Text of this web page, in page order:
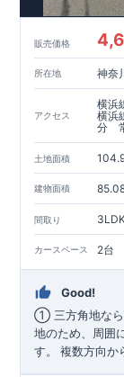
販売価格
所在地 神奈
アクセス
横浜
横浜
分
土地面積
建物面積
間取り
カースペース 2台
Good!
① 三方角地なら
地のため、周囲
す。 複数方向か